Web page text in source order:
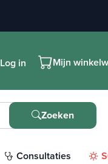
Log in Mijn
Zoeken
Consultaties